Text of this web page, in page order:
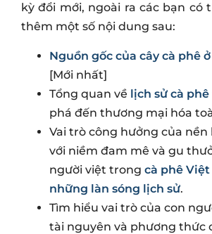
kỳ đổi mới, ngoài ra các bạn có
thêm một số nội dung sau:
Nguồn gốc của cây cà phê
[Mới nhất]
Tổng quan về lịch sử cà phê
phá đến thương mại hóa
Vai trò công hưởng của nền
với niềm đam mê và gu
người việt trong cà phê Việt
những làn sóng lịch sử.
Tìm hiểu vai trò của con
tài nguyên và phương thức